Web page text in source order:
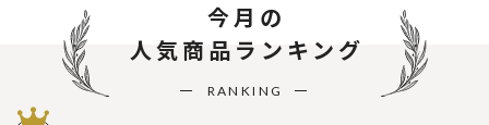
今月の
人気商品ランキング
RANKING